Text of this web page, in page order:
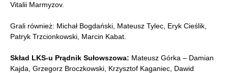
Vitalii Marmyzov.
Grali również: Michał Bogdański, Mateusz Tylec, Eryk Cieślik,
Patryk Trzcionkowski, Marcin Kabat.
Skład LKS-u Prądnik Sułowszowa: Mateusz Górka – Damian
Kajda, Grzegorz Broczkowski, Krzysztof Kaganiec, Dawid